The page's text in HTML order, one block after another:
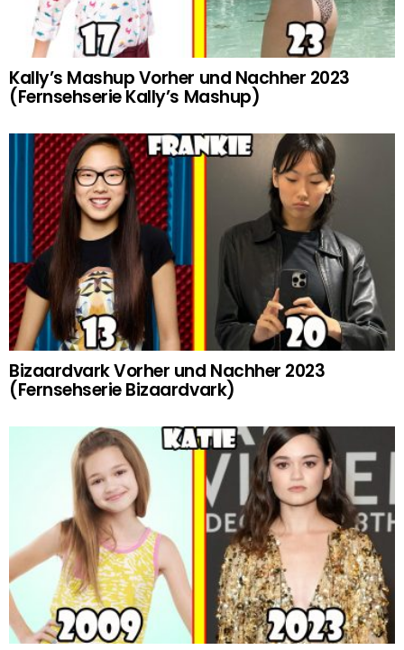
Kally’s Mashup Vorher und Nachher 2023
(Fernsehserie Kally’s Mashup)
Bizaardvark Vorher und Nachher 2023
(Fernsehserie Bizaardvark)